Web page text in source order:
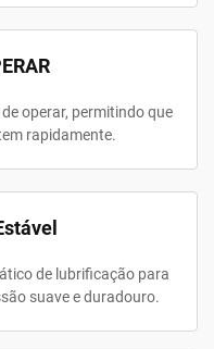
operar, permitindo que
rapidamente.
de lubrificação para
suave e duradouro.